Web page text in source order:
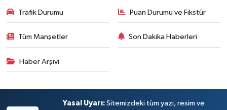
Trafik Durumu Puan Durumu ve Fikstür
Tüm Manşetler Son Dakika Haberleri
Haber Arşivi
Yasal Uyarı: Sitemizdeki tüm yazı, resim ve